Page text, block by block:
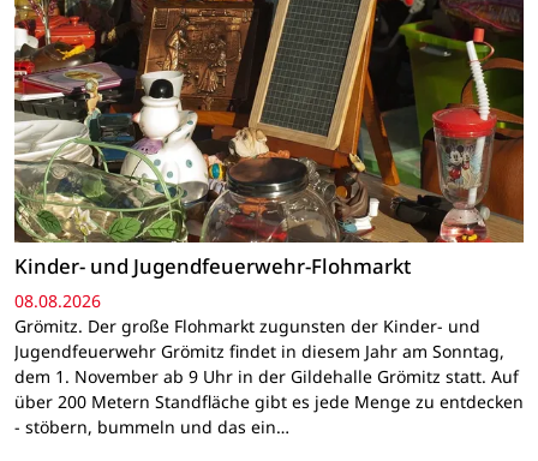
Kinder- und Jugendfeuerwehr-Flohmarkt
08.08.2026
Grömitz. Der große Flohmarkt zugunsten der Kinder- und
Jugendfeuerwehr Grömitz findet in diesem Jahr am Sonntag,
dem 1. November ab 9 Uhr in der Gildehalle Grömitz statt. Auf
über 200 Metern Standfläche gibt es jede Menge zu entdecken
- stöbern, bummeln und das ein…